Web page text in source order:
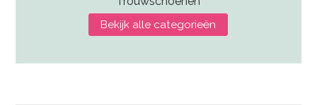
Bekijk alle categorieën